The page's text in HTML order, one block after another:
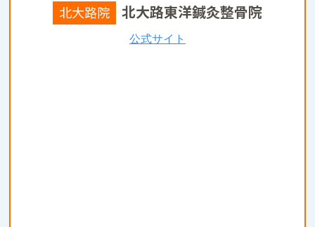
北大路院 北大路東洋鍼灸整骨院
公式サイト